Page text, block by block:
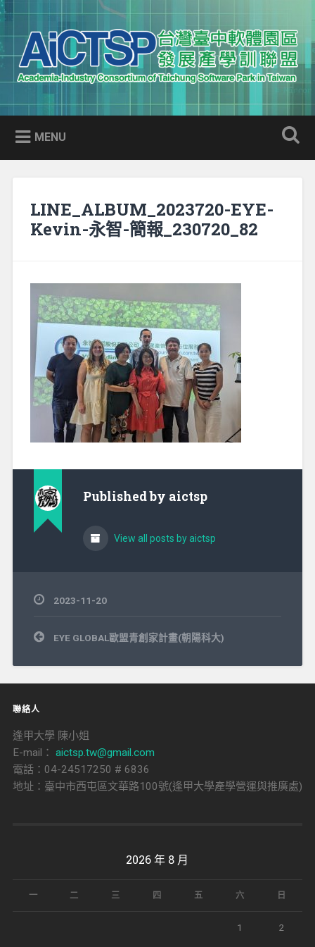
Skip
to
content
Search
AICTSP 台灣臺中軟體園區發展
產學訓聯盟
Academia-Industry Consortium of Taichung Software Park
in Taiwan
MENU
LINE_ALBUM_2023720-EYE-
Kevin-永智-簡報_230720_82
Published by aictsp
View all posts by aictsp
2023-11-20
文
章
覽
EYE GLOBAL歐盟青創家計畫(朝陽科大)
聯絡人
逢甲大學 陳小姐
E-mail： aictsp.tw@gmail.com
電話：04-24517250 # 6836
地址：臺中市西屯區文華路100號(逢甲大學產學營運與推廣處)
2026 年 8 月
一 二 三 四 五 六 日
1 2